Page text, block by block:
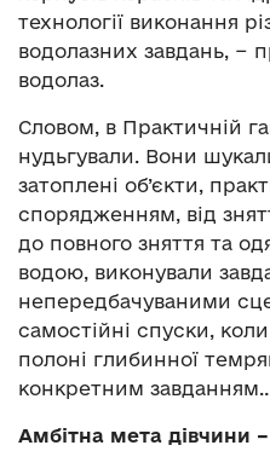
технології виконання
водолазних завдань, −
водолаз.
Словом, в Практичній
нудьгували. Вони
затоплені об’єкти,
спорядженням, від
до повного зняття та
водою, виконували
непередбачуваними
самостійні спуски,
полоні глибинної
конкретним
Амбітна мета дівчини